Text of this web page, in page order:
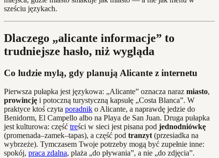
sześciu językach.
Dlaczego „alicante informacje” to
trudniejsze hasło, niż wygląda
Co ludzie mylą, gdy planują Alicante z internetu
Pierwsza pułapka jest językowa: „Alicante” oznacza naraz miasto,
prowincję i potoczną turystyczną kapsułę „Costa Blanca”. W
praktyce ktoś czyta poradnik o Alicante, a naprawdę jedzie do
Benidorm, El Campello albo na Playa de San Juan. Druga pułapka
jest kulturowa: część treści w sieci jest pisana pod jednodniówkę
(promenada–zamek–tapas), a część pod tranzyt (przesiadka na
wybrzeże). Tymczasem Twoje potrzeby mogą być zupełnie inne:
spokój, praca zdalna, plaża „do pływania”, a nie „do zdjęcia”.